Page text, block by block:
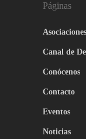
Páginas
Asociaciones
Canal de
Conócenos
Contacto
Eventos
Noticias